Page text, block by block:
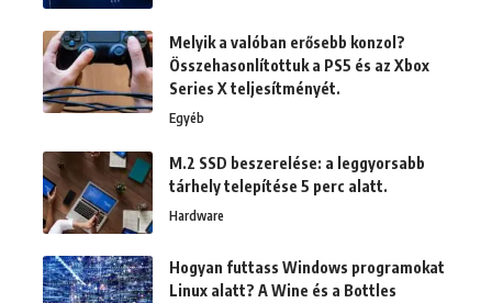
Melyik a valóban erősebb konzol?
Összehasonlítottuk a PS5 és az Xbox
Series X teljesítményét.
Egyéb
M.2 SSD beszerelése: a leggyorsabb
tárhely telepítése 5 perc alatt.
Hardware
Hogyan futtass Windows programokat
Linux alatt? A Wine és a Bottles